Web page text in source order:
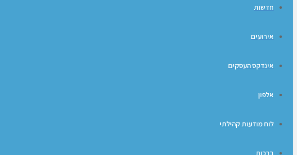
חדשות
אירועים
אינדקס העסקים
אלפון
לוח מודעות קהילתי
ברכות